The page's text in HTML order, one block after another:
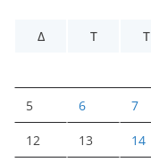
Δ
Τ Τ
5 6 7
12 13 14